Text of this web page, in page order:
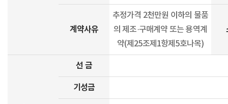
계약사유
추정가격 2천만원 이하의 물품
의 제조·구매계약 또는 용역계
약(제25조제1항제5호나목)
선 금
기성금